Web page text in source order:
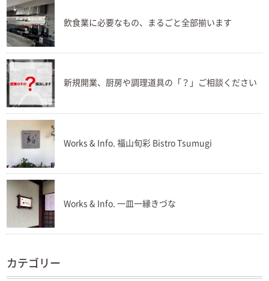
飲食業に必要なもの、まるごと全部揃います
新規開業、厨房や調理道具の「？」ご相談ください
Works & Info. 福山旬彩 Bistro Tsumugi
Works & Info. 一皿一縁きづな
カテゴリー